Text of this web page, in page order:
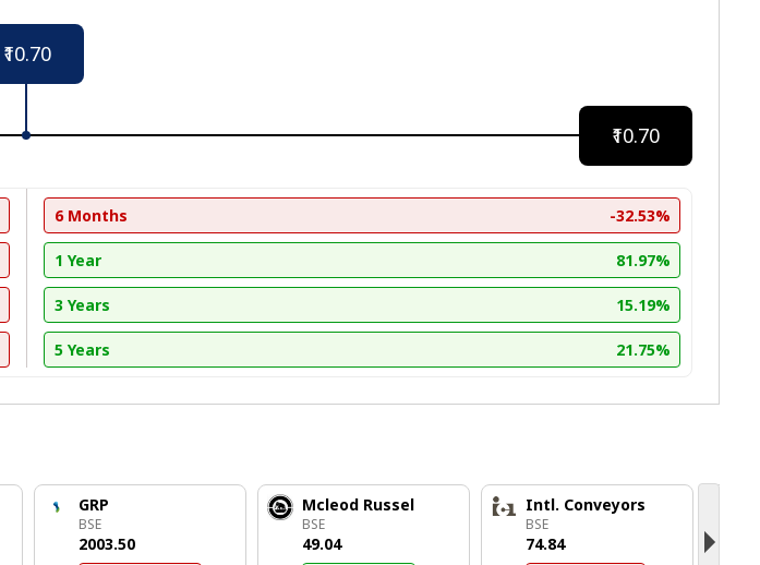
₹10.70
₹10.70
6 Months -32.53%
1 Year 81.97%
3 Years 15.19%
5 Years 21.75%
GRP
BSE
₹2003.50
Mcleod Russel
BSE
₹49.04
Intl. Conveyors
BSE
₹74.84